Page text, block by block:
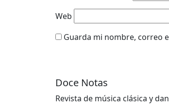
Web
Guarda mi nombre, correo
Doce Notas
Revista de música clásica y